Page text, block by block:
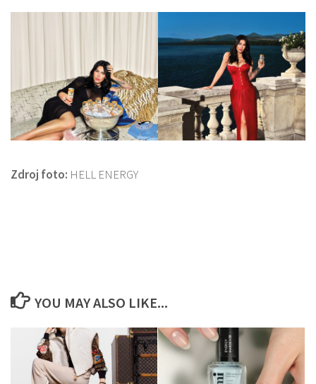
Zdroj foto: HELL ENERGY
YOU MAY ALSO LIKE...